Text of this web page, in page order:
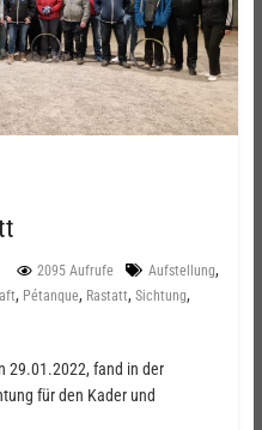
2095 Aufrufe Aufstellung,
, Pétanque, Rastatt, Sichtung,
29.01.2022, fand in der
für den Kader und